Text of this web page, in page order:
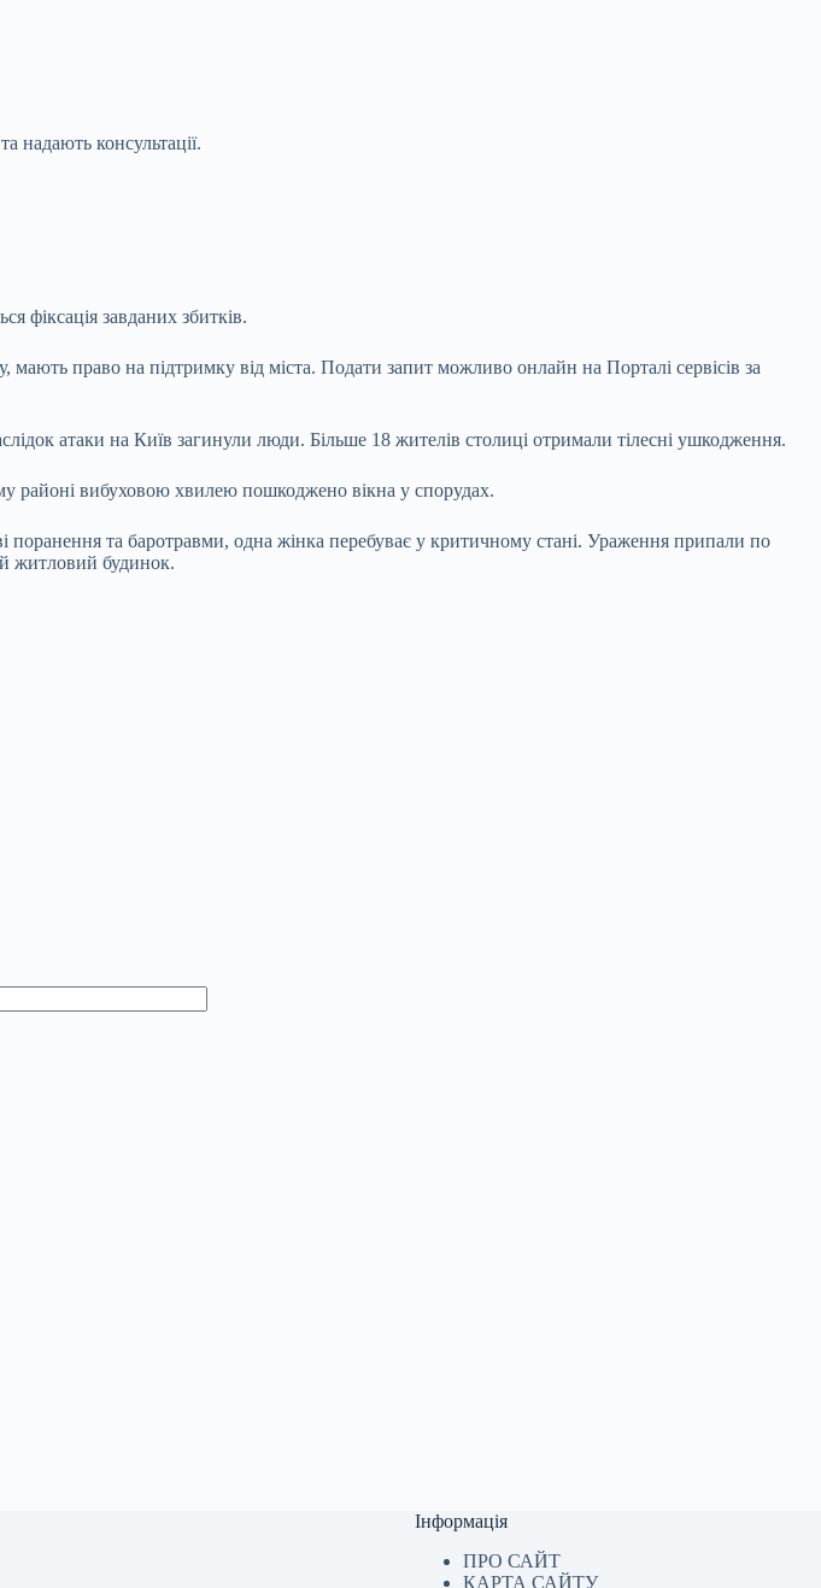
надають консультації.
фіксація завданих збитків.
право на підтримку від міста. Подати запит можливо онлайн на Порталі сервісів за
атаки на Київ загинули люди. Більше 18 жителів столиці отримали тілесні ушкодження.
районі вибуховою хвилею пошкоджено вікна у спорудах.
поранення та баротравми, одна жінка перебуває у критичному стані. Ураження припали по
житловий будинок.
Інформація
ПРО САЙТ
КАРТА САЙТУ